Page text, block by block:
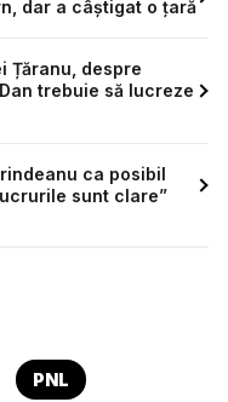
dar a câștigat o țară
Țăranu, despre
trebuie să lucreze
ca posibil
sunt clare”
PNL